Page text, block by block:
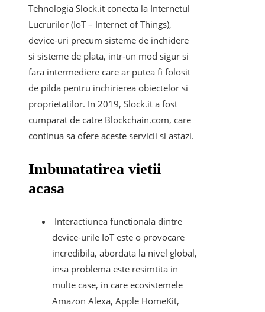
Tehnologia Slock.it conecta la Internetul
Lucrurilor (IoT – Internet of Things),
device-uri precum sisteme de inchidere
si sisteme de plata, intr-un mod sigur si
fara intermediere care ar putea fi folosit
de pilda pentru inchirierea obiectelor si
proprietatilor. In 2019, Slock.it a fost
cumparat de catre Blockchain.com, care
continua sa ofere aceste servicii si astazi.
Imbunatatirea vietii
acasa
Interactiunea functionala dintre
device-urile IoT este o provocare
incredibila, abordata la nivel global,
insa problema este resimtita in
multe case, in care ecosistemele
Amazon Alexa, Apple HomeKit,